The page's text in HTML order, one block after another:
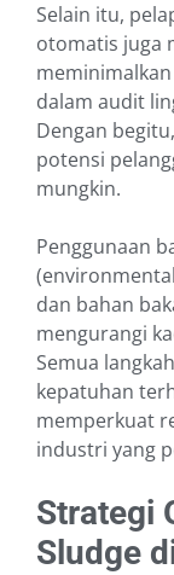
Selain itu,
otomatis juga
dalam audit
Dengan
potensi
mungkin.
Penggunaan
dan bahan
mengurangi
Semua
kepatuhan
memperkuat
industri yang
Strategi
Sludge